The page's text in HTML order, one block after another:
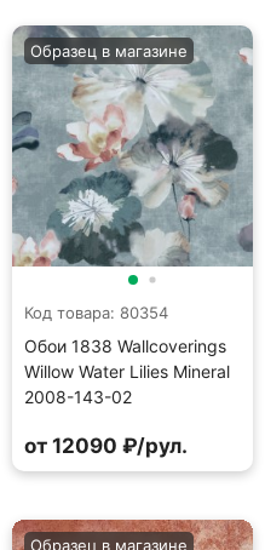
Код товара: 80354
Обои 1838 Wallcoverings
Willow Water Lilies Mineral
2008-143-02
Образец в магазине
от 12090 ₽/рул.
Образец в магазине